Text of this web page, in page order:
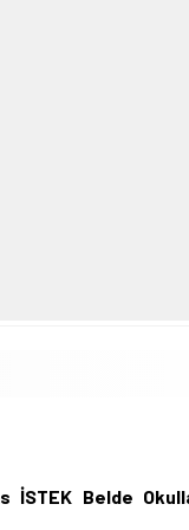
İSTEK Belde